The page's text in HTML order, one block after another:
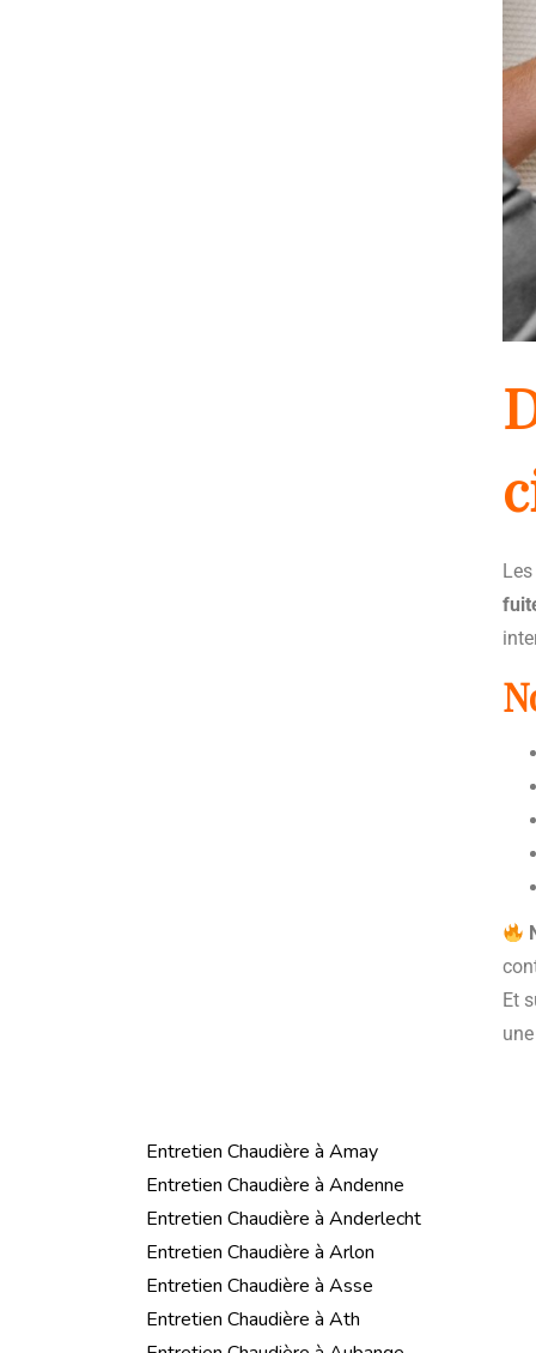
Et
une
Entretien Chaudière à Amay
Entretien Chaudière à Andenne
Entretien Chaudière à Anderlecht
Entretien Chaudière à Arlon
Entretien Chaudière à Asse
Entretien Chaudière à Ath